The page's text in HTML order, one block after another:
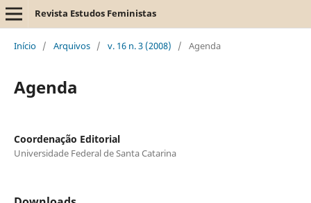
Revista Estudos Feministas
Início / Arquivos / v. 16 n. 3 (2008) / Agenda
Agenda
Coordenação Editorial
Universidade Federal de Santa Catarina